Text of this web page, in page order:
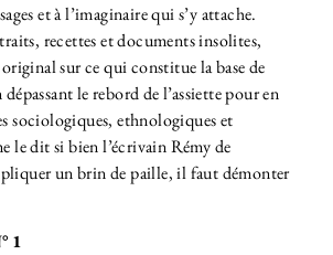
et à l’imaginaire qui s’y attache.
recettes et documents insolites,
sur ce qui constitue la base de
le rebord de l’assiette pour en
sociologiques, ethnologiques et
le dit si bien l’écrivain Rémy de
un brin de paille, il faut démonter
1